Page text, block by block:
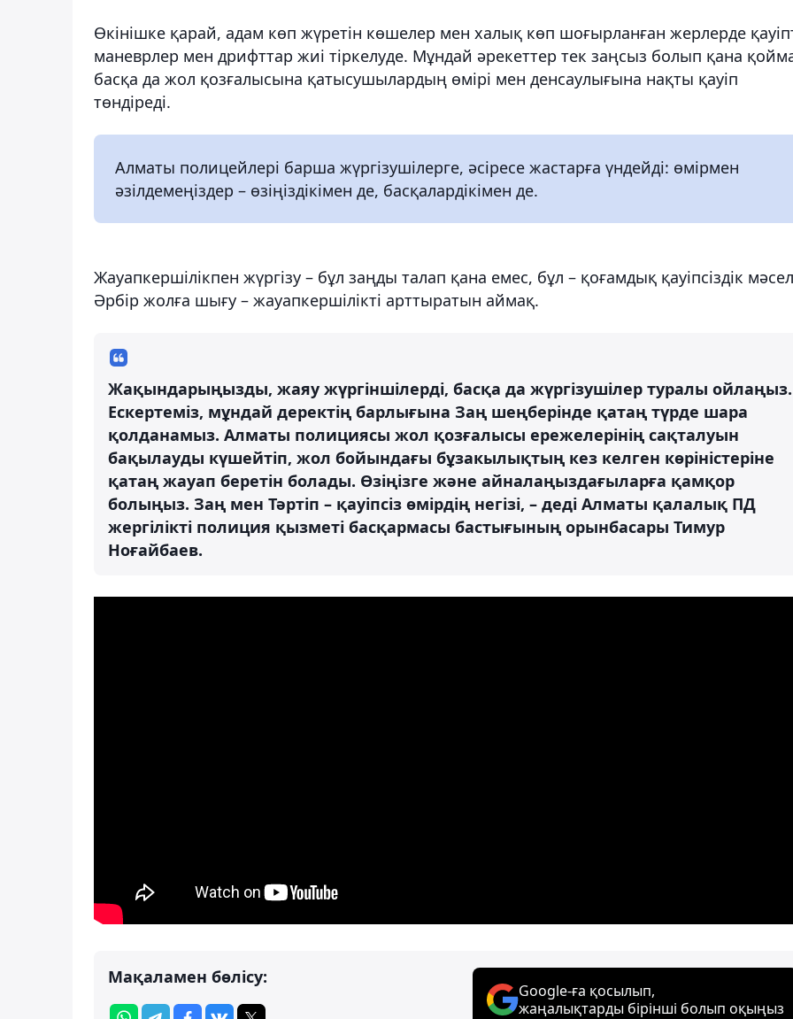
Өкінішке қарай, адам көп жүретін көшелер мен халық көп шоғырланған жерлерде
маневрлер мен дрифттар жиі тіркелуде. Мұндай әрекеттер тек заңсыз болып қана
басқа да жол қозғалысына қатысушылардың өмірі мен денсаулығына нақты қауіп
төндіреді.
Алматы полицейлері барша жүргізушілерге, әсіресе жастарға үндейді: өмірмен
әзілдемеңіздер – өзіңіздікімен де, басқалардікімен де.
Жауапкершілікпен жүргізу – бұл заңды талап қана емес, бұл – қоғамдық қауіпсіздік
Әрбір жолға шығу – жауапкершілікті арттыратын аймақ.
Жақындарыңызды, жаяу жүргіншілерді, басқа да жүргізушілер туралы ойлаңыз.
Ескертеміз, мұндай деректің барлығына Заң шеңберінде қатаң түрде шара
қолданамыз. Алматы полициясы жол қозғалысы ережелерiнiң сақталуын
бақылауды күшейтiп, жол бойындағы бұзакылықтың кез келген көріністеріне
қатаң жауап беретін болады. Өзіңізге және айналаңыздағыларға қамқор
болыңыз. Заң мен Тәртіп – қауіпсіз өмірдің негізі, – деді Алматы қалалық ПД
жергілікті полиция қызметі басқармасы бастығының орынбасары Тимур
Ноғайбаев.
Мақаламен бөлісу:
Google-ға қосылып,
жаңалықтарды бірінші болып оқыңыз